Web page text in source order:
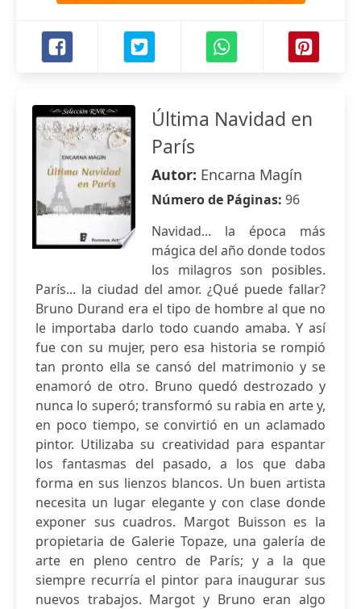
Última Navidad en
París
Autor: Encarna Magín
Número de Páginas: 96
Navidad... la época más
mágica del año donde todos
los milagros son posibles.
París... la ciudad del amor. ¿Qué puede fallar?
Bruno Durand era el tipo de hombre al que no
le importaba darlo todo cuando amaba. Y así
fue con su mujer, pero esa historia se rompió
tan pronto ella se cansó del matrimonio y se
enamoró de otro. Bruno quedó destrozado y
nunca lo superó; transformó su rabia en arte y,
en poco tiempo, se convirtió en un aclamado
pintor. Utilizaba su creatividad para espantar
los fantasmas del pasado, a los que daba
forma en sus lienzos blancos. Un buen artista
necesita un lugar elegante y con clase donde
exponer sus cuadros. Margot Buisson es la
propietaria de Galerie Topaze, una galería de
arte en pleno centro de París; y a la que
siempre recurría el pintor para inaugurar sus
nuevos trabajos. Margot y Bruno eran algo